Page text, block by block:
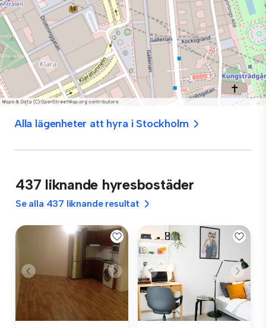
Alla lägenheter att hyra i Stockholm
437 liknande hyresbostäder
Se alla 437 liknande resultat